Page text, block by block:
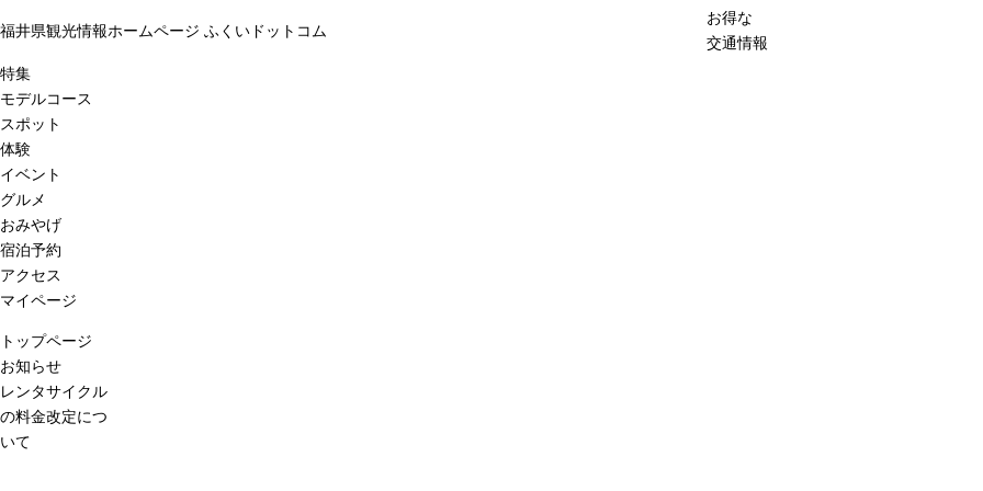
福井県観光情報ホームページ ふくいドットコム
お得な
交通情報
特集
モデルコース
スポット
体験
イベント
グルメ
おみやげ
宿泊予約
アクセス
マイページ
トップページ
お知らせ
レンタサイクル
の料金改定につ
いて